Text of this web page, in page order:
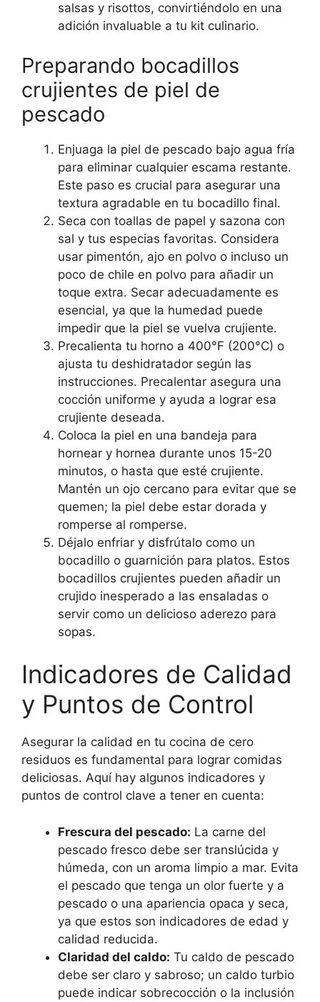
salsas y risottos, convirtiéndolo en una
adición invaluable a tu kit culinario.
Preparando bocadillos
crujientes de piel de
pescado
Enjuaga la piel de pescado bajo agua fría
para eliminar cualquier escama restante.
Este paso es crucial para asegurar una
textura agradable en tu bocadillo final.
Seca con toallas de papel y sazona con
sal y tus especias favoritas. Considera
usar pimentón, ajo en polvo o incluso un
poco de chile en polvo para añadir un
toque extra. Secar adecuadamente es
esencial, ya que la humedad puede
impedir que la piel se vuelva crujiente.
Precalienta tu horno a 400°F (200°C) o
ajusta tu deshidratador según las
instrucciones. Precalentar asegura una
cocción uniforme y ayuda a lograr esa
crujiente deseada.
Coloca la piel en una bandeja para
hornear y hornea durante unos 15-20
minutos, o hasta que esté crujiente.
Mantén un ojo cercano para evitar que se
quemen; la piel debe estar dorada y
romperse al romperse.
Déjalo enfriar y disfrútalo como un
bocadillo o guarnición para platos. Estos
bocadillos crujientes pueden añadir un
crujido inesperado a las ensaladas o
servir como un delicioso aderezo para
sopas.
Indicadores de Calidad
y Puntos de Control
Asegurar la calidad en tu cocina de cero
residuos es fundamental para lograr comidas
deliciosas. Aquí hay algunos indicadores y
puntos de control clave a tener en cuenta:
Frescura del pescado: La carne del
pescado fresco debe ser translúcida y
húmeda, con un aroma limpio a mar. Evita
el pescado que tenga un olor fuerte y a
pescado o una apariencia opaca y seca,
ya que estos son indicadores de edad y
calidad reducida.
Claridad del caldo: Tu caldo de pescado
debe ser claro y sabroso; un caldo turbio
puede indicar sobrecocción o la inclusión